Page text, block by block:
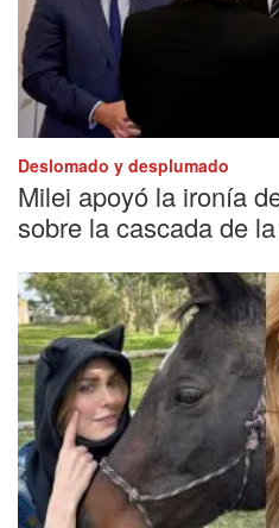
Deslomado y desplumado
Milei apoyó la ironía
sobre la cascada de